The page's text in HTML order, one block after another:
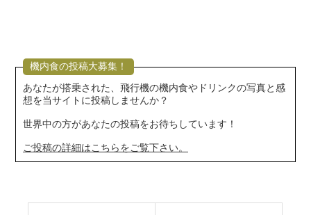
機内食の投稿大募集！
あなたが搭乗された、飛行機の機内食やドリンクの写真と感
想を当サイトに投稿しませんか？
世界中の方があなたの投稿をお待ちしています！
ご投稿の詳細はこちらをご覧下さい。